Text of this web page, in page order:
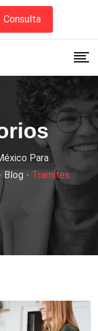
Consulta
Para
Blog - Tramites